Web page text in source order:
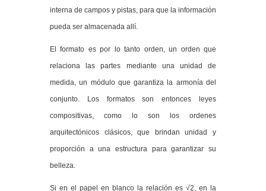
interna de campos y pistas, para que la información
pueda ser almacenada allí.
El formato es por lo tanto orden, un orden que
relaciona las partes mediante una unidad de
medida, un módulo que garantiza la armonía del
conjunto. Los formatos son entonces leyes
compositivas, como lo son los ordenes
arquitectónicos clásicos, que brindan unidad y
proporción a una estructura para garantizar su
belleza.
Si en el papel en blanco la relación es √2, en la